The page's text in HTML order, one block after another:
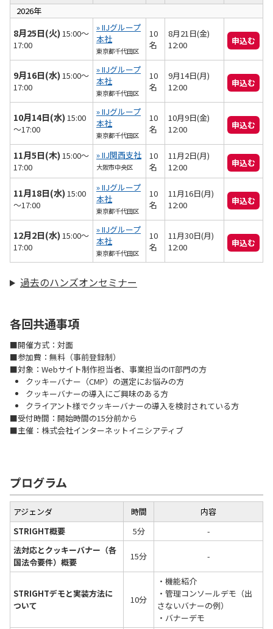
2026年
8月25日(火)15:00～
17:00
» IIJグループ
本社
東京都千代田区
10
名
8月21日(金)
12:00
申込む
9月16日(水)15:00～
17:00
» IIJグループ
本社
東京都千代田区
10
名
9月14日(月)
12:00
申込む
10月14日(水)15:00
～17:00
» IIJグループ
本社
東京都千代田区
10
名
10月9日(金)
12:00
申込む
11月5日(木)15:00～
17:00
» IIJ関西支社
大阪市中央区
10
名
11月2日(月)
12:00
申込む
11月18日(水)15:00
～17:00
» IIJグループ
本社
東京都千代田区
10
名
11月16日(月)
12:00
申込む
12月2日(水)15:00～
17:00
» IIJグループ
本社
東京都千代田区
10
名
11月30日(月)
12:00
申込む
過去のハンズオンセミナー
各回共通事項
■開催方式：対面
■参加費：無料（事前登録制）
■対象：Webサイト制作担当者、事業担当のIT部門の方
クッキーバナー（CMP）の選定にお悩みの方
クッキーバナーの導入にご興味のある方
クライアント様でクッキーバナーの導入を検討されている方
■受付時間：開始時間の15分前から
■主催：株式会社インターネットイニシアティブ
プログラム
アジェンダ 時間
内容
STRIGHT概要
5分
-
法対応とクッキーバナー（各
国法令要件）概要
15分 -
STRIGHTデモと実装方法に
ついて
10分
・機能紹介
・管理コンソールデモ（出
さないバナーの例）
・バナーデモ